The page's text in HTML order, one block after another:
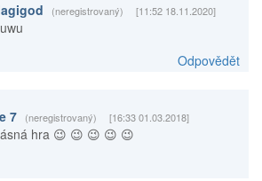
(neregistrovaný) [11:52 18.11.2020]
Odpovědět
7 (neregistrovaný) [16:33 01.03.2018]
hra 😉 😉 😉 😉 😉